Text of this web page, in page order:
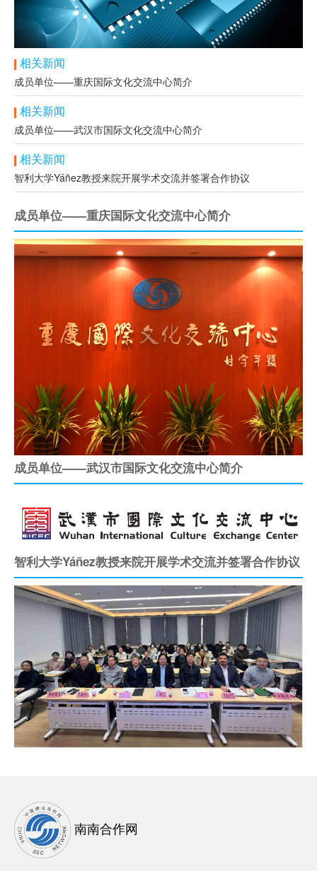
相关新闻
成员单位——重庆国际文化交流中心简介
相关新闻
成员单位——武汉市国际文化交流中心简介
相关新闻
智利大学Yáñez教授来院开展学术交流并签署合作协议
成员单位——重庆国际文化交流中心简介
成员单位——武汉市国际文化交流中心简介
智利大学Yáñez教授来院开展学术交流并签署合作协议
南南合作网